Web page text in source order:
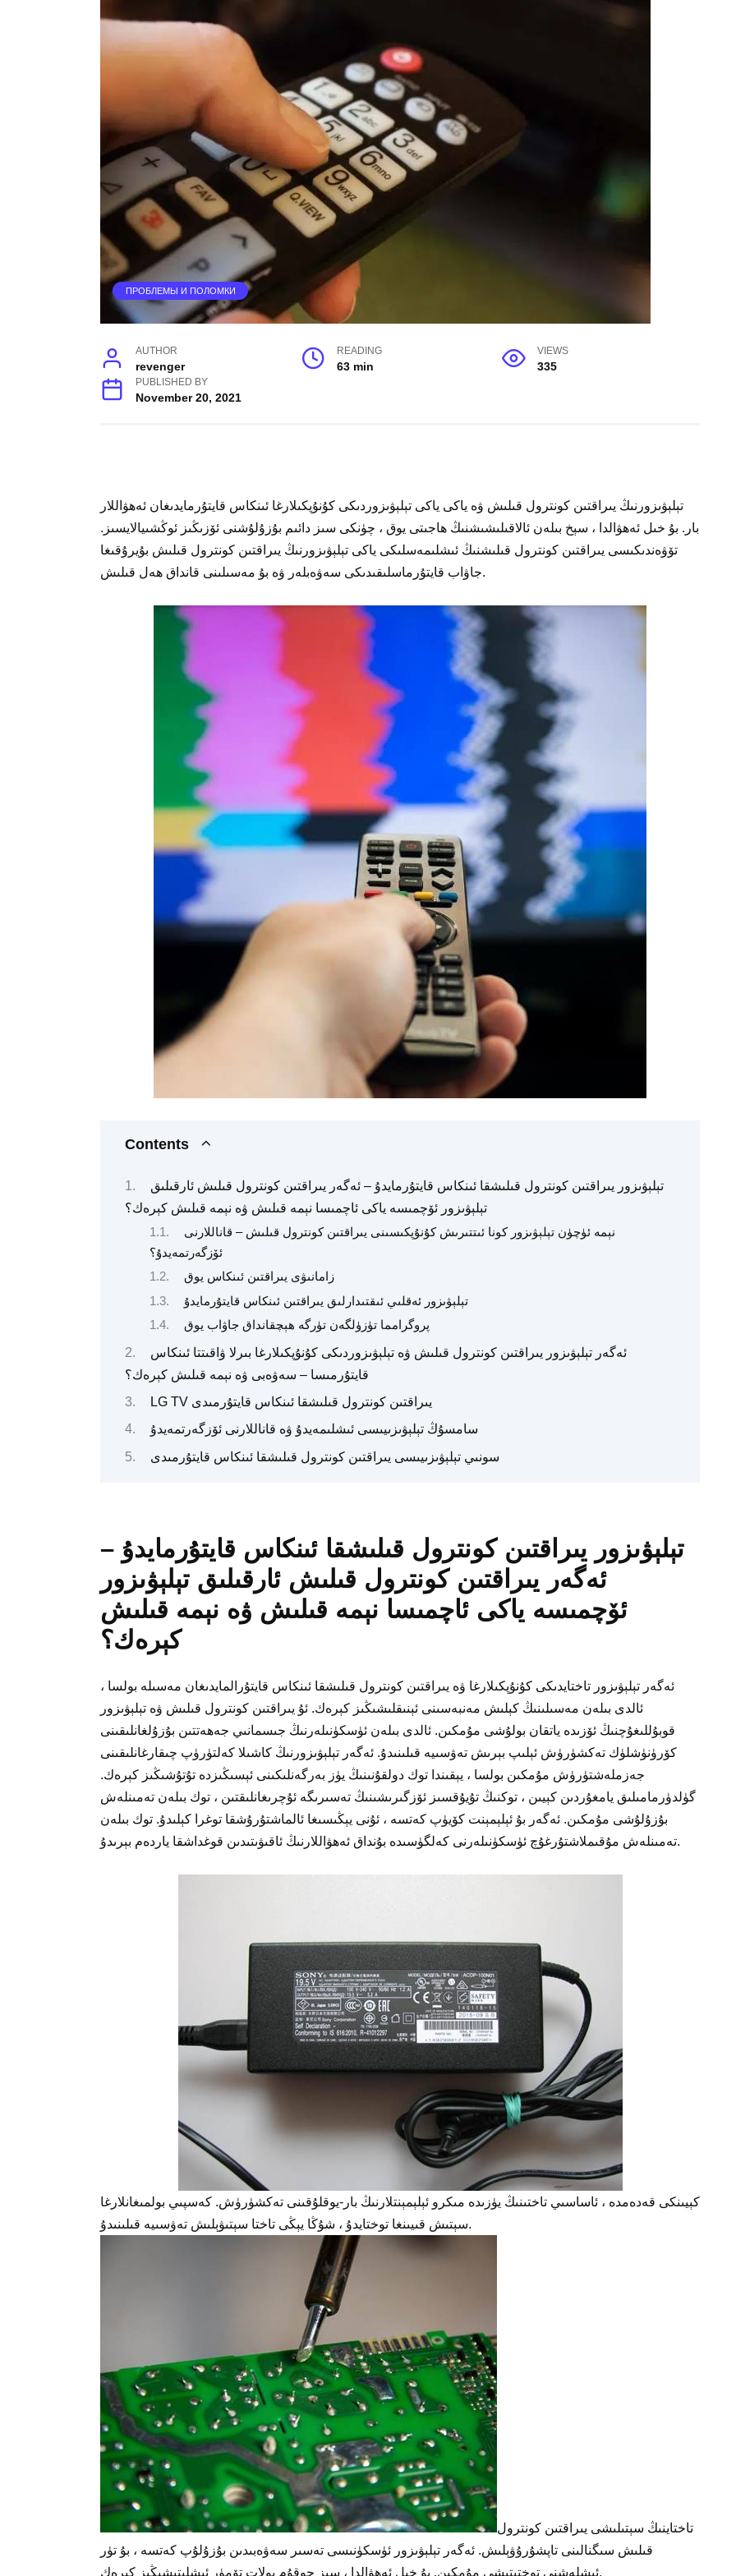
ПРОБЛЕМЫ И ПОЛОМКИ
AUTHOR
revenger
READING
63 min
VIEWS
335
PUBLISHED BY
November 20, 2021
تېلېۋىزورنىڭ يىراقتىن كونترول قىلىش ۋە ياكى ياكى تېلېۋىزوردىكى كۇنۇپكىلارغا ئىنكاس قايتۇرمايدىغان ئەھۋاللار
بار. بۇ خىل ئەھۋالدا ، سېخ بىلەن ئالاقىلىشىشنىڭ ھاجىتى يوق ، چۈنكى سىز دائىم بۇزۇلۇشنى ئۆزىڭىز ئوڭشىيالايسىز.
تۆۋەندىكىسى يىراقتىن كونترول قىلىشنىڭ ئىشلىمەسلىكى ياكى تېلېۋىزورنىڭ يىراقتىن كونترول قىلىش بۇيرۇقىغا
جاۋاب قايتۇرماسلىقىدىكى سەۋەبلەر ۋە بۇ مەسىلىنى قانداق ھەل قىلىش.
Contents
تېلېۋىزور يىراقتىن كونترول قىلىشقا ئىنكاس قايتۇرمايدۇ – ئەگەر يىراقتىن كونترول قىلىش ئارقىلىق
تېلېۋىزور ئۆچمىسە ياكى ئاچمىسا نېمە قىلىش ۋە نېمە قىلىش كېرەك؟
نېمە ئۈچۈن تېلېۋىزور كونا ئىتتىرىش كۇنۇپكىسىنى يىراقتىن كونترول قىلىش – قاناللارنى
ئۆزگەرتمەيدۇ؟
زامانىۋى يىراقتىن ئىنكاس يوق
تېلېۋىزور ئەقلىي ئىقتىدارلىق يىراقتىن ئىنكاس قايتۇرمايدۇ
پروگرامما تۈزۈلگەن تۈرگە ھېچقانداق جاۋاب يوق
ئەگەر تېلېۋىزور يىراقتىن كونترول قىلىش ۋە تېلېۋىزوردىكى كۇنۇپكىلارغا بىرلا ۋاقىتتا ئىنكاس
قايتۇرمىسا – سەۋەبى ۋە نېمە قىلىش كېرەك؟
LG TV يىراقتىن كونترول قىلىشقا ئىنكاس قايتۇرمىدى
سامسۇڭ تېلېۋىزىيىسى ئىشلىمەيدۇ ۋە قاناللارنى ئۆزگەرتمەيدۇ
سونىي تېلېۋىزىيىسى يىراقتىن كونترول قىلىشقا ئىنكاس قايتۇرمىدى
تېلېۋىزور يىراقتىن كونترول قىلىشقا ئىنكاس قايتۇرمايدۇ –
ئەگەر يىراقتىن كونترول قىلىش ئارقىلىق تېلېۋىزور
ئۆچمىسە ياكى ئاچمىسا نېمە قىلىش ۋە نېمە قىلىش
كېرەك؟
ئەگەر تېلېۋىزور تاختايدىكى كۇنۇپكىلارغا ۋە يىراقتىن كونترول قىلىشقا ئىنكاس قايتۇرالمايدىغان مەسىلە بولسا ،
ئالدى بىلەن مەسىلىنىڭ كېلىش مەنبەسىنى ئېنىقلىشىڭىز كېرەك. ئۇ يىراقتىن كونترول قىلىش ۋە تېلېۋىزور
قوبۇللىغۇچنىڭ ئۆزىدە ياتقان بولۇشى مۇمكىن. ئالدى بىلەن ئۈسكۈنىلەرنىڭ جىسمانىي جەھەتتىن بۇزۇلغانلىقىنى
كۆرۈنۈشلۈك تەكشۈرۈش ئېلىپ بېرىش تەۋسىيە قىلىنىدۇ. ئەگەر تېلېۋىزورنىڭ كاشىلا كەلتۈرۈپ چىقارغانلىقىنى
جەزملەشتۈرۈش مۇمكىن بولسا ، يېقىندا توك دولقۇنىنىڭ يۈز بەرگەنلىكىنى ئېسىڭىزدە تۇتۇشىڭىز كېرەك.
گۈلدۈرمامىلىق يامغۇردىن كېيىن ، توكنىڭ تۇيۇقسىز ئۆزگىرىشىنىڭ تەسىرىگە ئۇچرىغانلىقتىن ، توك بىلەن تەمىنلەش
بۇزۇلۇشى مۇمكىن. ئەگەر بۇ ئېلېمېنت كۆيۈپ كەتسە ، ئۇنى يېڭىسىغا ئالماشتۇرۇشقا توغرا كېلىدۇ. توك بىلەن
تەمىنلەش مۇقىملاشتۇرغۇچ ئۈسكۈنىلەرنى كەلگۈسىدە بۇنداق ئەھۋاللارنىڭ ئاقىۋىتىدىن قوغداشقا ياردەم بېرىدۇ.
كېيىنكى قەدەمدە ، ئاساسىي تاختىنىڭ يۈزىدە مىكرو ئېلېمېنتلارنىڭ بار-يوقلۇقىنى تەكشۈرۈش. كەسپىي بولمىغانلارغا
سېتىش قىيىنغا توختايدۇ ، شۇڭا يېڭى تاختا سېتىۋېلىش تەۋسىيە قىلىنىدۇ.
تاختاينىڭ سېتىلىشى يىراقتىن كونترول
قىلىش سىگنالىنى تاپشۇرۇۋېلىش. ئەگەر تېلېۋىزور ئۈسكۈنىسى تەسىر سەۋەبىدىن بۇزۇلۇپ كەتسە ، بۇ تۈر
ئىشلەشنى توختىتىشى مۇمكىن. بۇ خىل ئەھۋالدا ، سىز چوقۇم پولات تۆمۈر ئىشلىتىشىڭىز كېرەك.